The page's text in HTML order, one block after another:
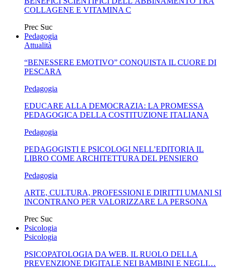
COLLAGENE E VITAMINA C
Prec Suc
Pedagogia
Attualità
“BENESSERE EMOTIVO” CONQUISTA IL CUORE DI
PESCARA
Pedagogia
EDUCARE ALLA DEMOCRAZIA: LA PROMESSA
PEDAGOGICA DELLA COSTITUZIONE ITALIANA
Pedagogia
PEDAGOGISTI E PSICOLOGI NELL’EDITORIA IL
LIBRO COME ARCHITETTURA DEL PENSIERO
Pedagogia
ARTE, CULTURA, PROFESSIONI E DIRITTI UMANI SI
INCONTRANO PER VALORIZZARE LA PERSONA
Prec Suc
Psicologia
Psicologia
PSICOPATOLOGIA DA WEB. IL RUOLO DELLA
PREVENZIONE DIGITALE NEI BAMBINI E NEGLI…